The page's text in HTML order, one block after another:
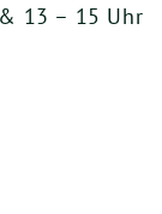
13 – 15 Uhr